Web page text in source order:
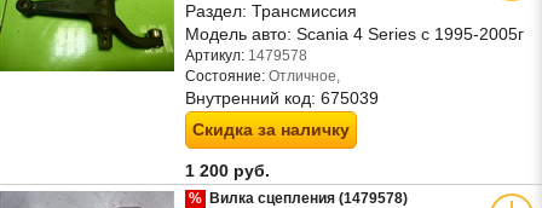
Раздел: Трансмиссия
Модель авто: Scania 4 Series с 1995-2005г
Артикул: 1479578
Состояние: Отличное,
Внутренний код: 675039
Скидка за наличку
1 200 руб.
% Вилка сцепления (1479578)